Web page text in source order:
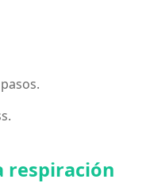
respiración